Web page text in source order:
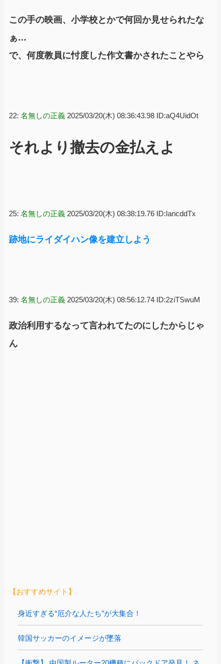
この手の映画、小学校とかで何回か見せられたな
ぁ…
で、何度教員に忖度した作文書かされたことやら
22: 名無しの正義 2025/03/20(木) 08:36:43.98 ID:aQ4UidOt
それより撤去の金払えよ
25: 名無しの正義 2025/03/20(木) 08:38:19.76 ID:IancddTx
跡地にライダイハン像を建立しよう
39: 名無しの正義 2025/03/20(木) 08:56:12.74 ID:2ziTSwuM
政治利用するなって言われてたのにしたからじゃ
ん
【おすすめサイト】
身近すぎる“厄介な人たち”が大集合！
韓国サッカーのイメージが墜落